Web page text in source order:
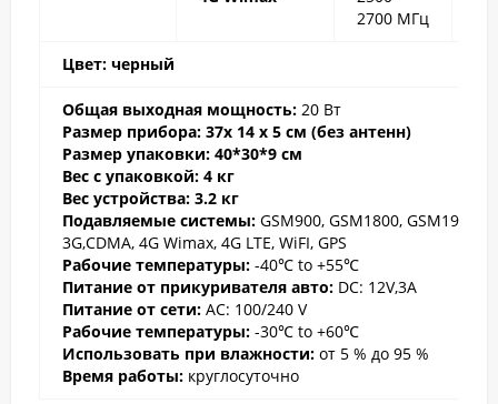
2700 МГц
Цвет: черный
Общая выходная мощность: 20 Вт
Размер прибора: 37x 14 x 5 см (без антенн)
Размер упаковки: 40*30*9 см
Вес с упаковкой: 4 кг
Вес устройства: 3.2 кг
Подавляемые системы: GSM900, GSM1800, GSM1900,
3G,CDMA, 4G Wimax, 4G LTE, WiFI, GPS
Рабочие температуры: -40℃ to +55℃
Питание от прикуривателя авто: DC: 12V,3A
Питание от сети: AC: 100/240 V
Рабочие температуры: -30℃ to +60℃
Использовать при влажности: от 5 % до 95 %
Время работы: круглосуточно